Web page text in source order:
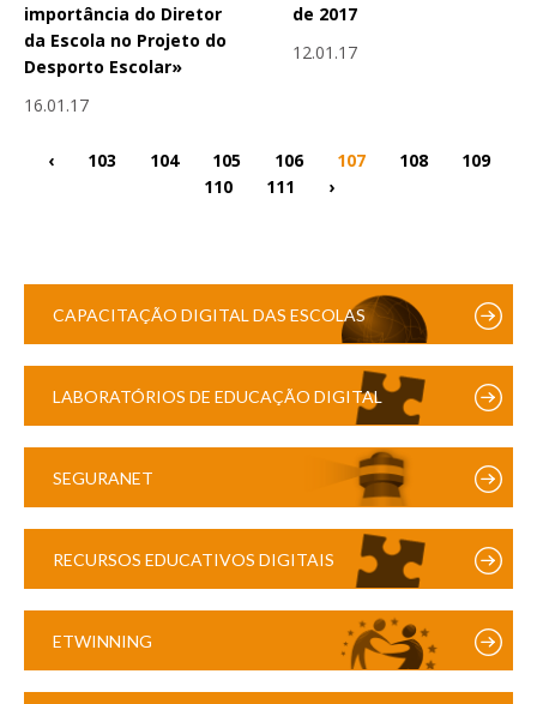
importância do Diretor
da Escola no Projeto do
Desporto Escolar»
16.01.17
de 2017
12.01.17
‹ 103 104 105 106 107 108
109
110
111 ›
CAPACITAÇÃO DIGITAL DAS ESCOLAS
LABORATÓRIOS DE EDUCAÇÃO DIGITAL
SEGURANET
RECURSOS EDUCATIVOS DIGITAIS
ETWINNING